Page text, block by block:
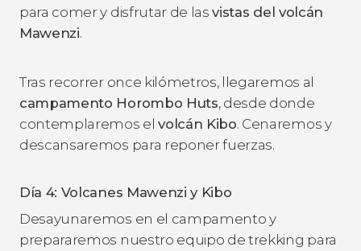
para comer y disfrutar de lasvistas del volcán
Mawenzi.
Tras recorrer once kilómetros, llegaremos al
campamento Horombo Huts, desde donde
contemplaremos elvolcán Kibo. Cenaremos y
descansaremos para reponer fuerzas.
Día 4: Volcanes Mawenzi y Kibo
Desayunaremos en el campamento y
prepararemos nuestro equipo de trekking para